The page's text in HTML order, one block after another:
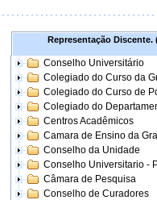
Representação Discente.
Conselho Universitário
Colegiado do Curso da
Colegiado do Curso de
Colegiado do
Centros Acadêmicos
Camara de Ensino da
Conselho da Unidade
Conselho Universitario -
Câmara de Pesquisa
Conselho de Curadores